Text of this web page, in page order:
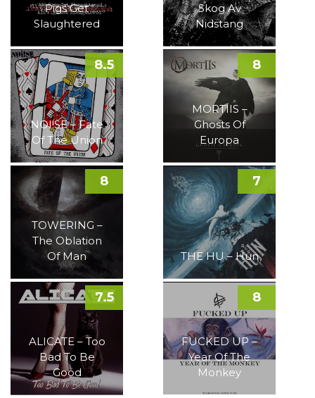
Pigs Get
Slaughtered
Skog Av
Nidstang
NOI!SE – Fate
Of The Union
8.5
MORTIIS –
Ghosts Of
Europa
8
TOWERING –
The Oblation
Of Man
8
THE HU – Hun
7
ALICATE – Too
Bad To Be
Good
7.5
FUCKED UP –
Year Of The
Monkey
8